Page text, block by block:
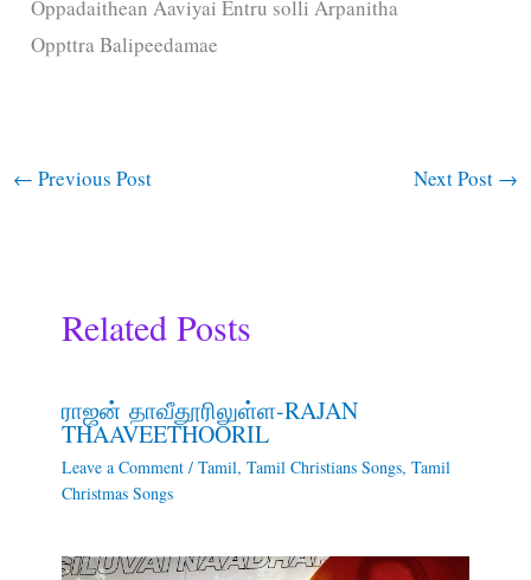
Oppadaithean Aaviyai Entru solli Arpanitha
Oppttra Balipeedamae
← Previous Post Next Post →
Related Posts
ராஜன் தாவீதூரிலுள்ள-RAJAN
THAAVEETHOORIL
Leave a Comment / Tamil, Tamil Christians Songs, Tamil
Christmas Songs